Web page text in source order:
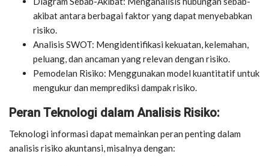
akibat antara berbagai faktor yang dapat menyebabkan
risiko.
Analisis SWOT: Mengidentifikasi kekuatan, kelemahan,
peluang, dan ancaman yang relevan dengan risiko.
Pemodelan Risiko: Menggunakan model kuantitatif untuk
mengukur dan memprediksi dampak risiko.
Peran Teknologi dalam Analisis Risiko:
Teknologi informasi dapat memainkan peran penting dalam
analisis risiko akuntansi, misalnya dengan: